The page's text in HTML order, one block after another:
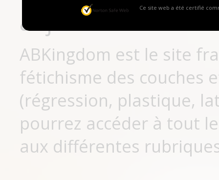
Ce site web a été certifié
aujourd'hui
ABKingdom est le site
fétichisme des couches
(régression, plastique,
pourrez accéder à tout
aux différentes